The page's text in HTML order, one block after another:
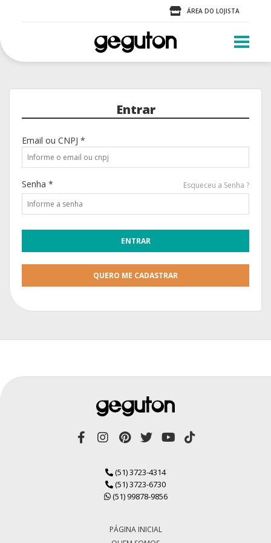
ÁREA DO LOJISTA
Entrar
Email ou CNPJ *
Senha * Esqueceu a Senha ?
QUERO ME CADASTRAR
(51) 3723-4314
(51) 3723-6730
(51) 99878-9856
PÁGINA INICIAL